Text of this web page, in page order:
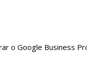
o Google Business